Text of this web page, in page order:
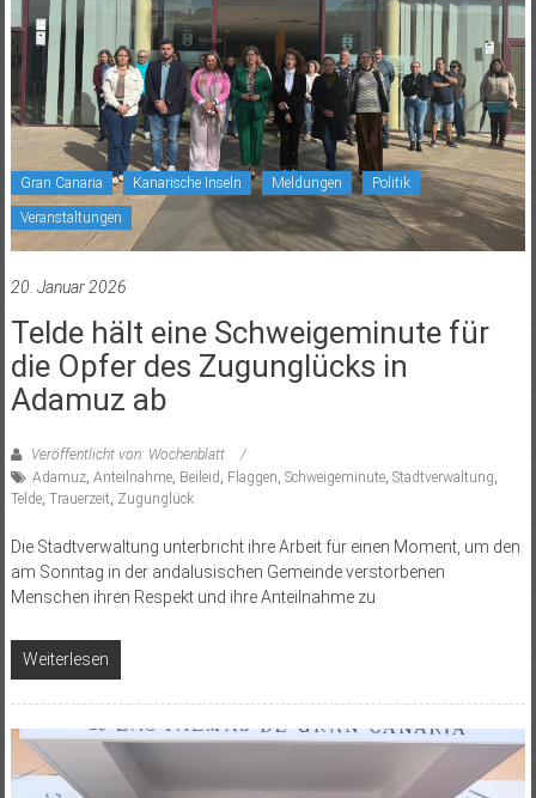
Gran Canaria Kanarische Inseln Meldungen Politik
Veranstaltungen
20. Januar 2026
Telde hält eine Schweigeminute für
die Opfer des Zugunglücks in
Adamuz ab
Veröffentlicht von: Wochenblatt
Adamuz, Anteilnahme, Beileid Flaggen Schweigeminute, Stadtverwaltung
Telde, Trauerzeit Zugunglück
Die Stadtverwaltung unterbricht ihre Arbeit für einen Moment, um den
am Sonntag in der andalusischen Gemeinde verstorbenen
Menschen ihren Respekt und ihre Anteilnahme zu
Weiterlesen